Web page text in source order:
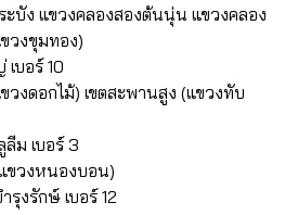
ะบัง แขวงคลองสองต้นนุ่น แขวงคลอง
วงขุมทอง)
บอร์ 10
ขวงดอกไม้) เขตสะพานสูง (แขวงทับ
ม เบอร์ 3
แขวงหนองบอน)
รุงรักษ์ เบอร์ 12